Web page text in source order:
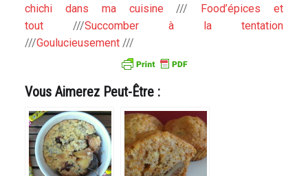
chichi dans ma cuisine /// Food’épices et
tout ///Succomber à la tentation
///Goulucieusement ///
Vous Aimerez Peut-Être :